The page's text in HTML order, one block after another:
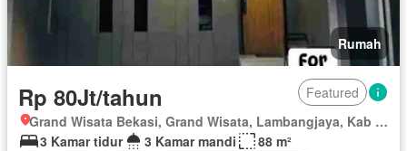
Rumah
Rp 80Jt/tahun
Featured
Grand Wisata Bekasi, Grand Wisata, Lambangjaya, Kab Bekasi, Jawa Barat
3 Kamar tidur
3 Kamar mandi
88 m²